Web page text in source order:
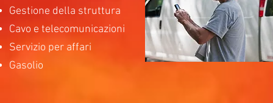
Gestione della struttura
Cavo e telecomunicazioni
Servizio per affari
Gasolio